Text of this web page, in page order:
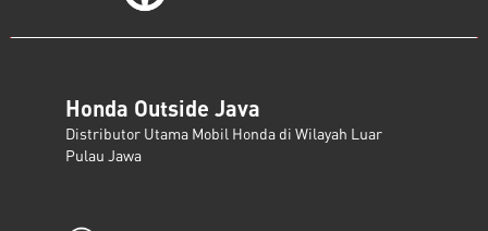
Honda Outside Java
Distributor Utama Mobil Honda di Wilayah Luar
Pulau Jawa